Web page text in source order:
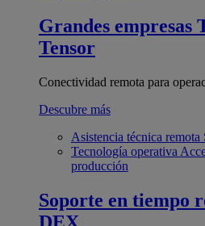
Grandes empresas
Tensor
Conectividad remota para
Descubre más
Asistencia técnica remota
Tecnología operativa
producción
Soporte en tiempo